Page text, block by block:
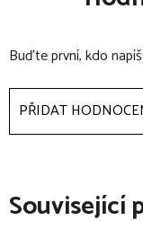
Buďte první, kdo
PŘIDAT
Související